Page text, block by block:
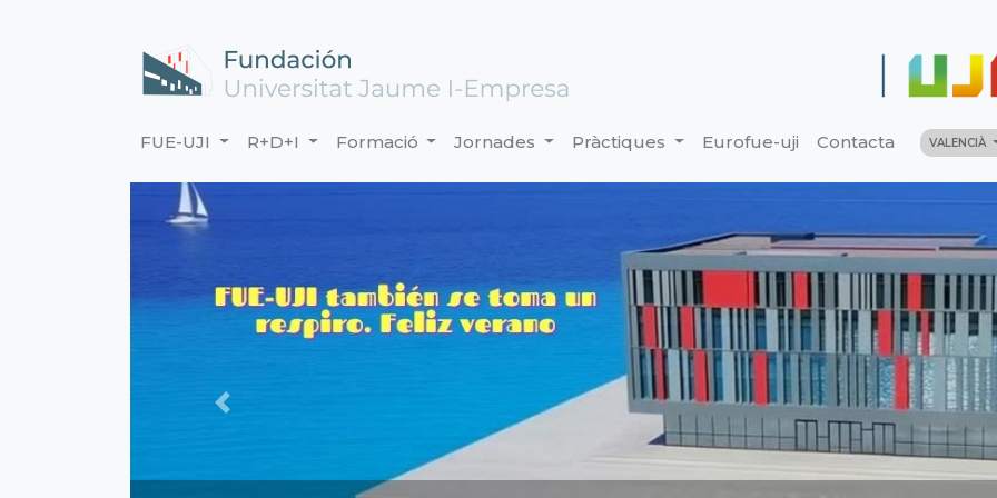
FUE-UJI R+D+I Formació Jornades Pràctiques Eurofue-uji Contacta VALENCIÀ
Previous